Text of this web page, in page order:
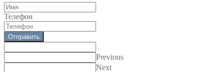
Телефон
Отправить
Previous
Next